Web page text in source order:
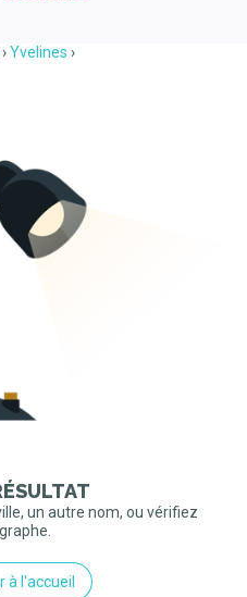
Yvelines
un autre nom, ou vérifiez
à l'accueil